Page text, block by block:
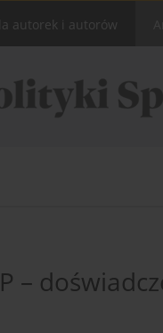
autorek i autorów
–